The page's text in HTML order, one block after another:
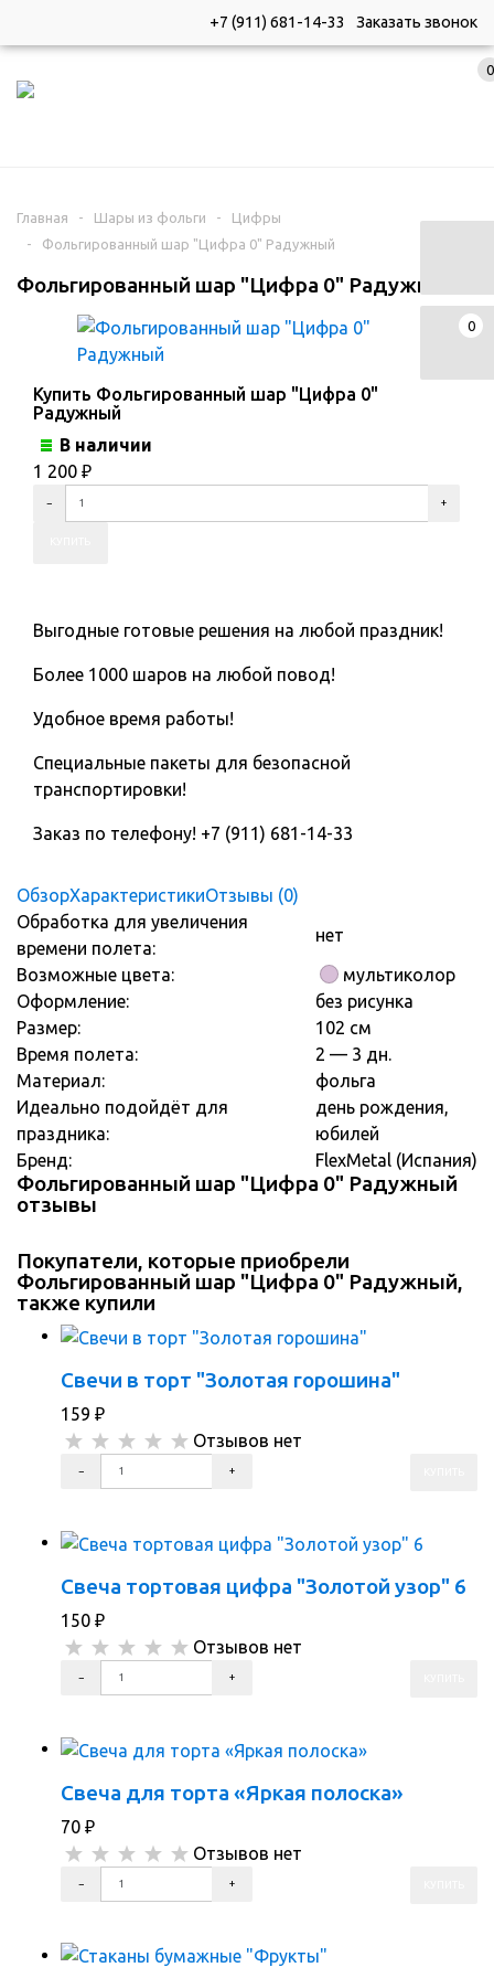
+7 (911) 681-14-33 Заказать звонок
0
0
Главная - Шары из фольги -
Цифры
-
Фольгированный шар "Цифра 0" Радужный
Фольгированный шар "Цифра 0" Радужный
Купить Фольгированный шар "Цифра 0"
Радужный
В наличии
1 200 ₽
Выгодные готовые решения на любой праздник!
Более 1000 шаров на любой повод!
Удобное время работы!
Специальные пакеты для безопасной
транспортировки!
Заказ по телефону! +7 (911) 681-14-33
ОбзорХарактеристикиОтзывы (0)
Обработка для увеличения
времени полета:
нет
Возможные цвета:
мультиколор
Оформление:
без рисунка
Размер:
102 см
Время полета:
2 — 3 дн.
Материал:
фольга
Идеально подойдёт для
праздника:
день рождения,
юбилей
Бренд:
FlexMetal (Испания)
Фольгированный шар "Цифра 0" Радужный
отзывы
Покупатели, которые приобрели
Фольгированный шар "Цифра 0" Радужный,
также купили
Свечи в торт "Золотая горошина"
159 ₽
Отзывов нет
Свеча тортовая цифра "Золотой узор" 6
150 ₽
Отзывов нет
Свеча для торта «Яркая полоска»
70 ₽
Отзывов нет